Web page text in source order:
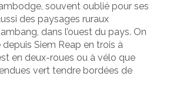
souvent oublié pour ses
des paysages ruraux
dans l’ouest du pays. On
Siem Reap en trois à
en deux-roues ou à vélo que
vert tendre bordées de